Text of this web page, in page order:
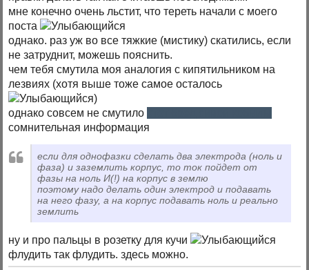
мне конечно очень льстит, что тереть начали с моего
поста
однако. раз уж во все тяжкие (мистику) скатились, если
не затруднит, можешь пояснить.
чем тебя смутила моя аналогия с кипятильником на
лезвиях (хотя выше тоже самое осталось
)
однако совсем не смутило
сомнительная информация
если для однофазки сделать два электрода (ноль и
фаза) и заземлить корпус, то ток пойдет от
фазы на ноль И(!) на корпус в землю
поэтому надо делать один электрод и подавать
на него фазу, а на корпус подавать ноль и реально
землить
ну и про пальцы в розетку для кучи
флудить так флудить. здесь можно.